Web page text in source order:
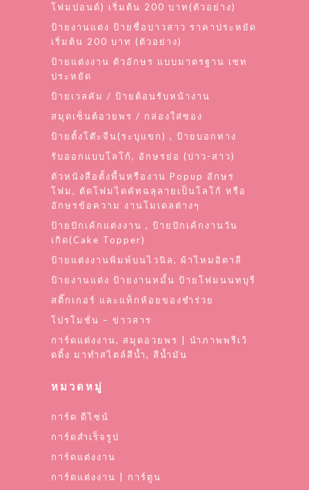
โฟมปอนด์) เริ่มต้น 200 บาท(ตัวอย่าง)
ป้ายงานแต่ง ป้ายชื่อบ่าวสาว ราคาประหยัด
เริ่มต้น 200 บาท (ตัวอย่าง)
ป้ายแต่งงาน ตัวอักษร แบบมาตรฐาน เซท
ประหยัด
ป้ายเวลคัม / ป้ายต้อนรับหน้างาน
สมุดเซ็นต์อวยพร / กล่องใส่ซอง
ป้ายตั้งโต๊ะจีน(ระบุแขก) , ป้ายบอกทาง
รับออกแบบโลโก้, อักษรย่อ (บ่าว-สาว)
ตัวหนังสือตั้งพื้นหรืองาน Popup อักษร
โฟม, ตัดโฟมไดคัทฉลุลายเป็นโลโก้ หรือ
อักษรข้อความ งานโมเดลต่างๆ
ป้ายปักเค้กแต่งงาน , ป้ายปักเค้กงานวัน
เกิด(Cake Topper)
ป้ายแต่งงานพิมพ์บนไวนิล, ผ้าไหมอิตาลี
ป้ายงานแต่ง ป้ายงานหมั้น ป้ายโฟมนนทบุรี
สติ๊กเกอร์ และแท็กห้อยของชำร่วย
โปรโมชั่น – ข่าวสาร
การ์ดแต่งงาน, สมุดอวยพร | นำภาพพรีเว้
ดดิ้ง มาทำสไตล์สีน้ำ, สีน้ำมัน
หมวดหมู่
การ์ด ดีไซน์
การ์ดสำเร็จรูป
การ์ดแต่งงาน
การ์ดแต่งงาน | การ์ตูน